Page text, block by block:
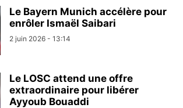
Le Bayern Munich accélère pour
enrôler Ismaël Saibari
2 juin 2026 - 13:14
Le LOSC attend une offre
extraordinaire pour libérer
Ayyoub Bouaddi